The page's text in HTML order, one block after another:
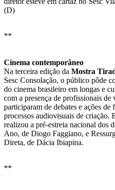
(D)
**
Cinema contemporâneo
Na terceira edição da Mostra
Sesc Consolação, o público pôde
do cinema brasileiro em longas e
com a presença de profissionais de
participaram de debates e ações
processos audiovisuais de criação.
realizou a pré-estreia nacional dos
Ano, de Diogo Faggiano, e
Direta, de Dácia Ibiapina.
**